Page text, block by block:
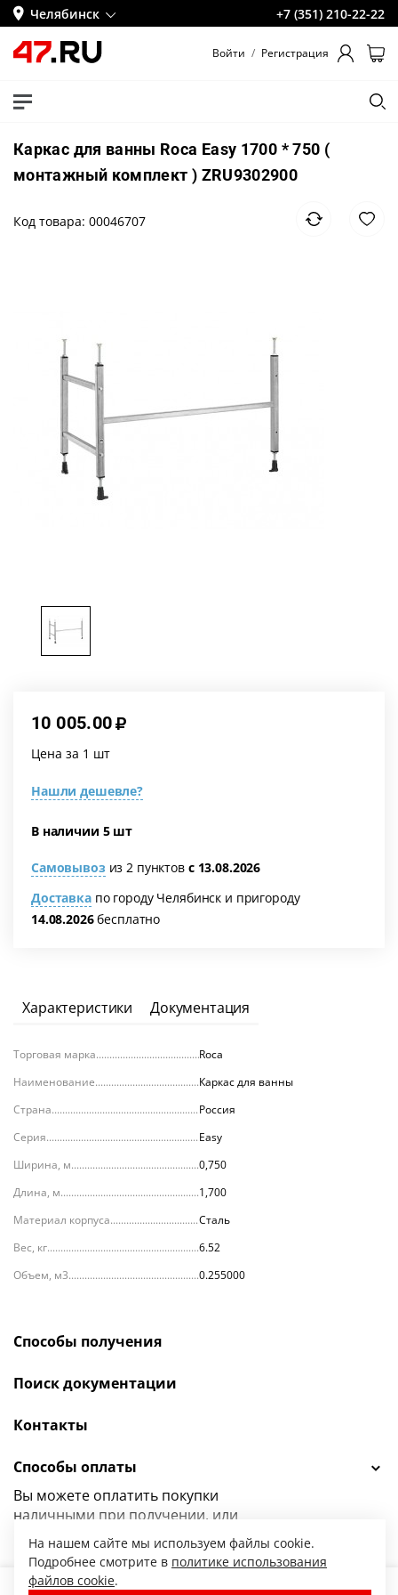
Челябинск +7 (351) 210-22-22
Войти / Регистрация
Каркас для ванны Roca Easy 1700 * 750 (
монтажный комплект ) ZRU9302900
Код товара: 00046707
10 005.00
Нашли дешевле?
10 005.00
Цена за 1 шт
В наличии 5 шт
Самовывоз из 2 пунктов с 13.08.2026
Доставкапо городу Челябинск и пригороду
14.08.2026бесплатно
Характеристики Документация
Торговая марка
Roca
Наименование
Каркас для ванны
Страна
Россия
Серия
Easy
Ширина, м
0,750
Длина, м
1,700
Материал корпуса
Сталь
Вес, кг
6.52
Объем, м3
0.255000
Способы получения
Поиск документации
Контакты
Способы оплаты
Вы можете оплатить покупки
наличными при получении, или
выбрать
другой способ оплаты.
На нашем сайте мы используем файлы cookie.
Подробнее смотрите в политике использования
файлов cookie.